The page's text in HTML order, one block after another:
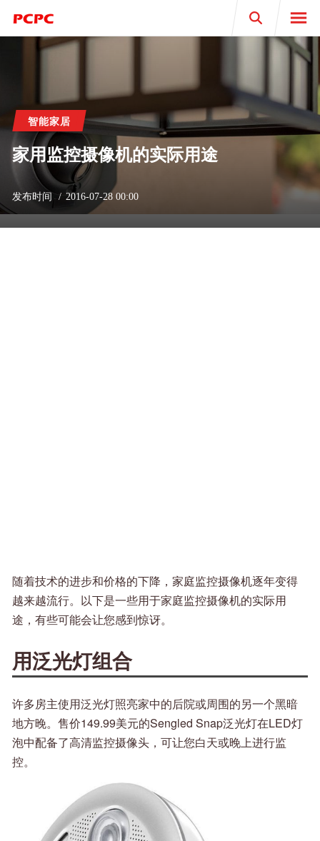
Search
智能家居
家用监控摄像机的实际用途
发布时间 2016-07-28 00:00
随着技术的进步和价格的下降，家庭监控摄像机逐年变得
越来越流行。以下是一些用于家庭监控摄像机的实际用
途，有些可能会让您感到惊讶。
用泛光灯组合
许多房主使用泛光灯照亮家中的后院或周围的另一个黑暗
地方晚。售价149.99美元的Sengled Snap泛光灯在LED灯
泡中配备了高清监控摄像头，可让您白天或晚上进行监
控。